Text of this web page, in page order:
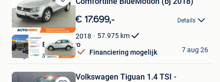
Bewaren
in
Favorieten
€ 17.699,- Details
2018 57.975 km
Financiering mogelijk
Autohero Belgium Pro
Drogenbos
7 aug 26
Volkswagen Tiguan 1.4 TSI -